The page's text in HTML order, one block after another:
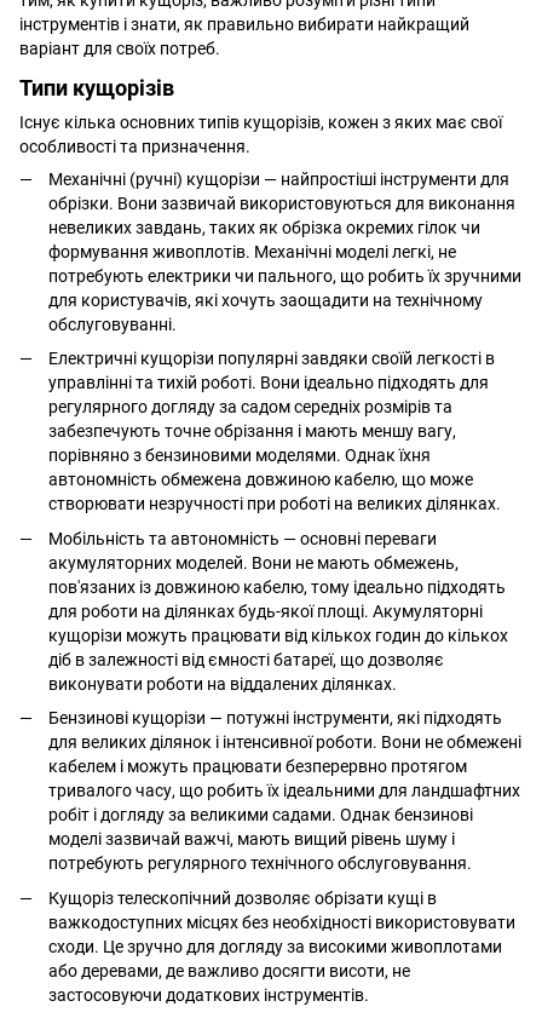
інструментів і знати, як правильно вибирати найкращий
варіант для своїх потреб.
Типи кущорізів
Існує кілька основних типів кущорізів, кожен з яких має свої
особливості та призначення.
Механічні (ручні) кущорізи — найпростіші інструменти для
обрізки. Вони зазвичай використовуються для виконання
невеликих завдань, таких як обрізка окремих гілок чи
формування живоплотів. Механічні моделі легкі, не
потребують електрики чи пального, що робить їх зручними
для користувачів, які хочуть заощадити на технічному
обслуговуванні.
Електричні кущорізи популярні завдяки своїй легкості в
управлінні та тихій роботі. Вони ідеально підходять для
регулярного догляду за садом середніх розмірів та
забезпечують точне обрізання і мають меншу вагу,
порівняно з бензиновими моделями. Однак їхня
автономність обмежена довжиною кабелю, що може
створювати незручності при роботі на великих ділянках.
Мобільність та автономність — основні переваги
акумуляторних моделей. Вони не мають обмежень,
пов'язаних із довжиною кабелю, тому ідеально підходять
для роботи на ділянках будь-якої площі. Акумуляторні
кущорізи можуть працювати від кількох годин до кількох
діб в залежності від ємності батареї, що дозволяє
виконувати роботи на віддалених ділянках.
Бензинові кущорізи — потужні інструменти, які підходять
для великих ділянок і інтенсивної роботи. Вони не обмежені
кабелем і можуть працювати безперервно протягом
тривалого часу, що робить їх ідеальними для ландшафтних
робіт і догляду за великими садами. Однак бензинові
моделі зазвичай важчі, мають вищий рівень шуму і
потребують регулярного технічного обслуговування.
Кущоріз телескопічний дозволяє обрізати кущі в
важкодоступних місцях без необхідності використовувати
сходи. Це зручно для догляду за високими живоплотами
або деревами, де важливо досягти висоти, не
застосовуючи додаткових інструментів.